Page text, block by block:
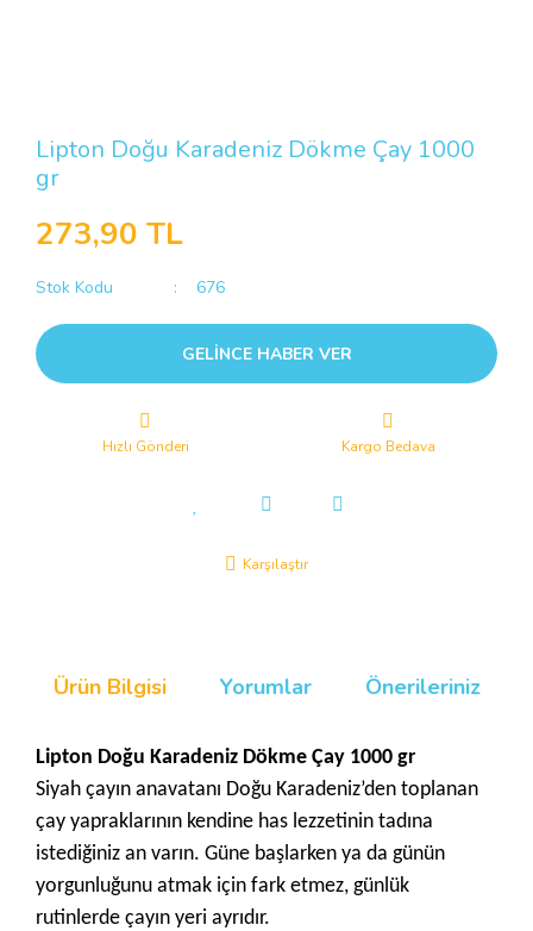
Lipton Doğu Karadeniz Dökme Çay 1000
gr
273,90 TL
Stok Kodu 676
GELİNCE HABER VER
Hızlı Gönderi Kargo Bedava
Karşılaştır
Ürün Bilgisi Yorumlar Önerileriniz
Lipton Doğu Karadeniz Dökme Çay 1000 gr
Siyah çayın anavatanı Doğu Karadeniz’den toplanan
çay yapraklarının kendine has lezzetinin tadına
istediğiniz an varın. Güne başlarken ya da günün
yorgunluğunu atmak için fark etmez, günlük
rutinlerde çayın yeri ayrıdır.